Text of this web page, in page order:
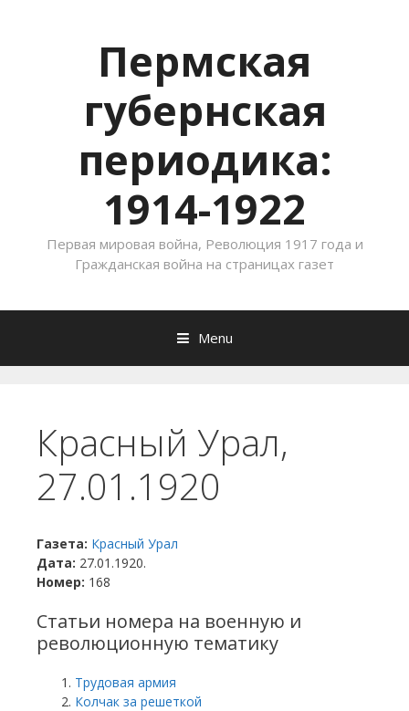
Пермская
губернская
периодика:
1914-1922
Первая мировая война, Революция 1917 года и
Гражданская война на страницах газет
Menu
Красный Урал,
27.01.1920
Газета: Красный Урал
Дата: 27.01.1920.
Номер: 168
Статьи номера на военную и
революционную тематику
Трудовая армия
Колчак за решеткой